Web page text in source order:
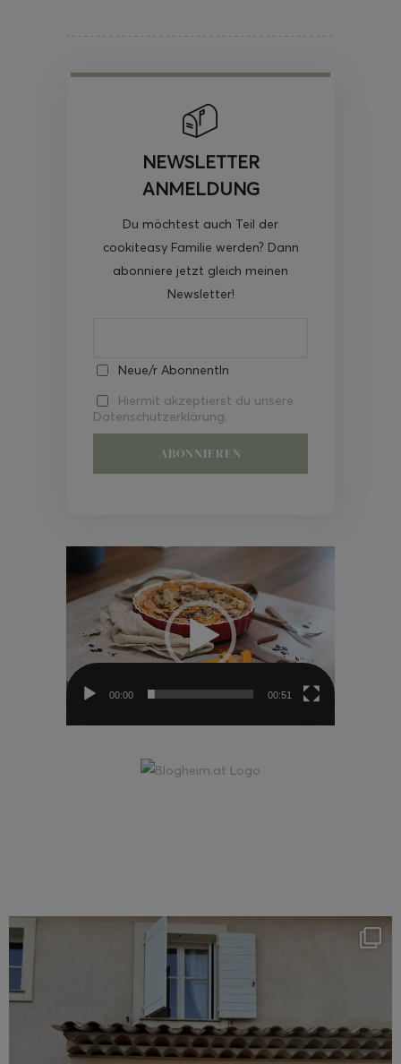
NEWSLETTER
ANMELDUNG
Du möchtest auch Teil der
cookiteasy Familie werden? Dann
abonniere jetzt gleich meinen
Newsletter!
Neue/r AbonnentIn
Hiermit akzeptierst du unsere
Datenschutzerklärung.
Video-
00:00 00:51